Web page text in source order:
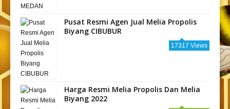
Pusat Resmi Agen Jual Melia Propolis
Biyang CIBUBUR
17317 Views
Harga Resmi Melia Propolis Dan Melia
Biyang 2022